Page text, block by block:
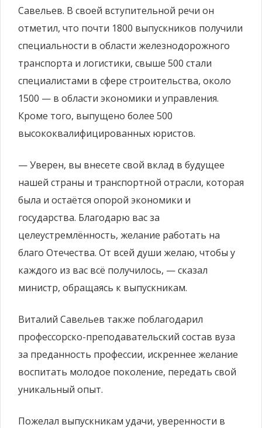
Савельев. В своей вступительной речи он
отметил, что почти 1800 выпускников получили
специальности в области железнодорожного
транспорта и логистики, свыше 500 стали
специалистами в сфере строительства, около
1500 — в области экономики и управления.
Кроме того, выпущено более 500
высококвалифицированных юристов.
— Уверен, вы внесете свой вклад в будущее
нашей страны и транспортной отрасли, которая
была и остаётся опорой экономики и
государства. Благодарю вас за
целеустремлённость, желание работать на
благо Отечества. От всей души желаю, чтобы у
каждого из вас всё получилось, — сказал
министр, обращаясь к выпускникам.
Виталий Савельев также поблагодарил
профессорско-преподавательский состав вуза
за преданность профессии, искреннее желание
воспитать молодое поколение, передать свой
уникальный опыт.
Пожелал выпускникам удачи, уверенности в